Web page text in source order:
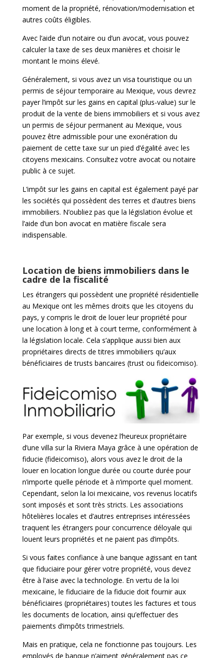
moment de la propriété, rénovation/modernisation et
autres coûts éligibles.
Avec l’aide d’un notaire ou d’un avocat, vous pouvez
calculer la taxe de ses deux manières et choisir le
montant le moins élevé.
Généralement, si vous avez un visa touristique ou un
permis de séjour temporaire au Mexique, vous devrez
payer l’impôt sur les gains en capital (plus-value) sur le
produit de la vente de biens immobiliers et si vous avez
un permis de séjour permanent au Mexique, vous
pouvez être admissible pour une exonération du
paiement de cette taxe sur un pied d’égalité avec les
citoyens mexicains. Consultez votre avocat ou notaire
public à ce sujet.
L’impôt sur les gains en capital est également payé par
les sociétés qui possèdent des terres et d’autres biens
immobiliers. N’oubliez pas que la législation évolue et
l’aide d’un bon avocat en matière fiscale sera
indispensable.
Location de biens immobiliers dans le
cadre de la fiscalité
Les étrangers qui possèdent une propriété résidentielle
au Mexique ont les mêmes droits que les citoyens du
pays, y compris le droit de louer leur propriété pour
une location à long et à court terme, conformément à
la législation locale. Cela s’applique aussi bien aux
propriétaires directs de titres immobiliers qu’aux
bénéficiaires de trusts bancaires (trust ou fideicomiso).
Par exemple, si vous devenez l’heureux propriétaire
d’une villa sur la Riviera Maya grâce à une opération de
fiducie (fideicomiso), alors vous avez le droit de la
louer en location longue durée ou courte durée pour
n’importe quelle période et à n’importe quel moment.
Cependant, selon la loi mexicaine, vos revenus locatifs
sont imposés et sont très stricts. Les associations
hôtelières locales et d’autres entreprises intéressées
traquent les étrangers pour concurrence déloyale qui
louent leurs propriétés et ne paient pas d’impôts.
Si vous faites confiance à une banque agissant en tant
que fiduciaire pour gérer votre propriété, vous devez
être à l’aise avec la technologie. En vertu de la loi
mexicaine, le fiduciaire de la fiducie doit fournir aux
bénéficiaires (propriétaires) toutes les factures et tous
les documents de location, ainsi qu’effectuer des
paiements d’impôts trimestriels.
Mais en pratique, cela ne fonctionne pas toujours. Les
employés de banque n’aiment généralement pas ce